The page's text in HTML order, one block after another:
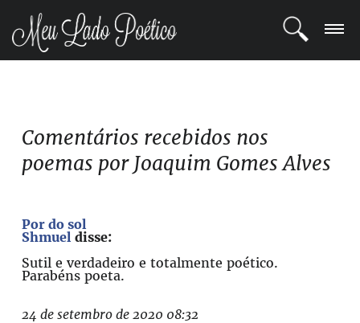
POETAS
COMUNIDADE
Comentários recebidos nos
poemas por Joaquim Gomes Alves
Por do sol
Shmuel disse:
Sutil e verdadeiro e totalmente poético.
Parabéns poeta.
24 de setembro de 2020 08:32